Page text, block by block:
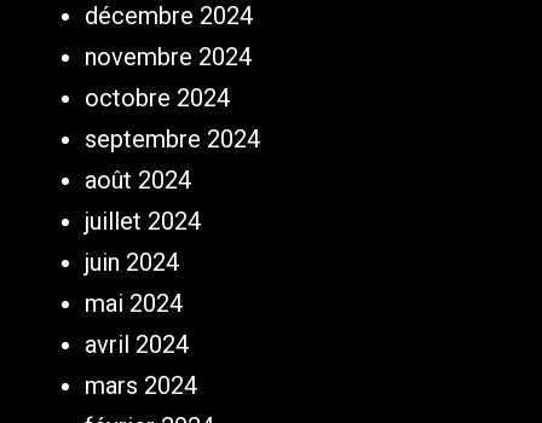
décembre 2024
novembre 2024
octobre 2024
septembre 2024
août 2024
juillet 2024
juin 2024
mai 2024
avril 2024
mars 2024